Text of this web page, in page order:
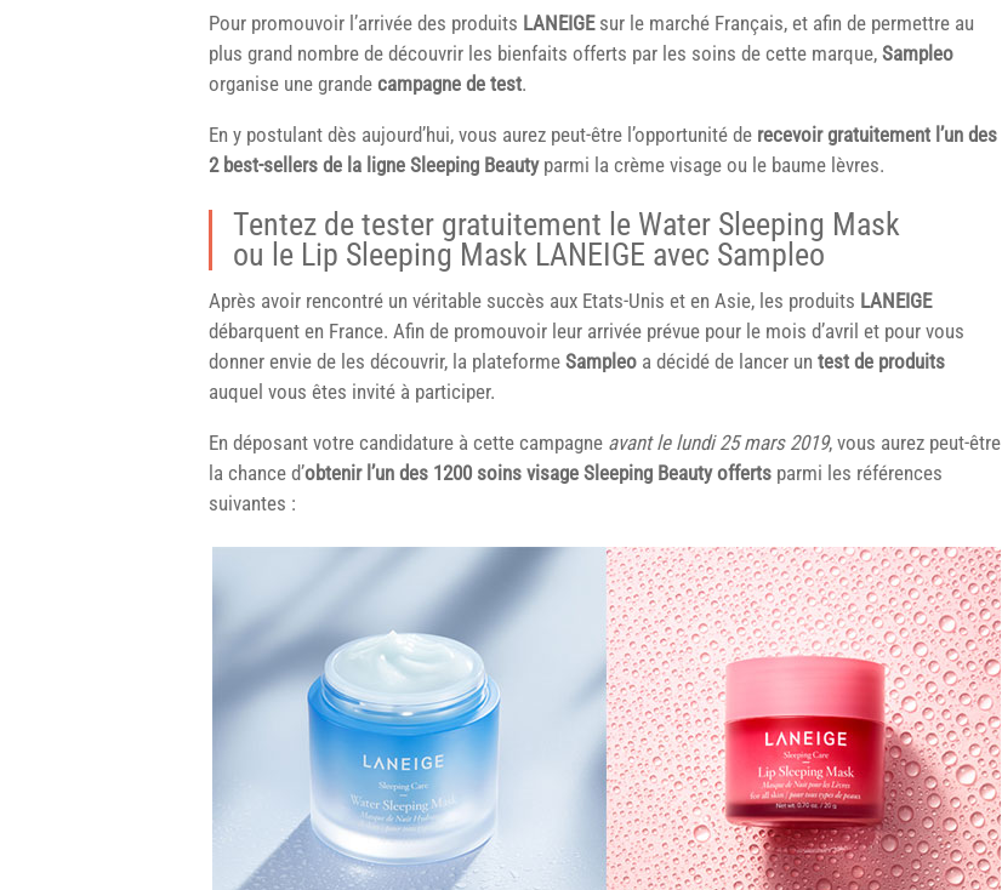
Pour promouvoir l’arrivée des produits LANEIGEsur le marché Français, et afin de permettre au
plus grand nombre de découvrir les bienfaits offerts par les soins de cette marque, Sampleo
organise une grande campagne de test.
En y postulant dès aujourd’hui, vous aurez peut-être l’opportunité de recevoir gratuitement l’un des
2 best-sellers de la ligne Sleeping Beauty parmi la crème visage ou le baume lèvres.
Tentez de tester gratuitement le Water Sleeping Mask
ou le Lip Sleeping Mask LANEIGE avec Sampleo
Après avoir rencontré un véritable succès aux Etats-Unis et en Asie, les produits LANEIGE
débarquent en France. Afin de promouvoir leur arrivée prévue pour le mois d’avril et pour vous
donner envie de les découvrir, la plateforme Sampleo a décidé de lancer un test de produits
auquel vous êtes invité à participer.
En déposant votre candidature à cette campagne avant le lundi 25 mars 2019, vous aurez peut-être
la chance d’obtenir l’un des 1200 soins visage Sleeping Beauty offerts parmi les références
suivantes :